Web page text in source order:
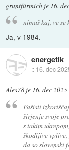
gruntfürmich je 16.
nimaš kaj, ve
Ja, v 1984.
energetik
:: 16. dec
Ales78 je 16. dec
Fašisti
širjenje svoje
s takim
škodljive
da so slovenski